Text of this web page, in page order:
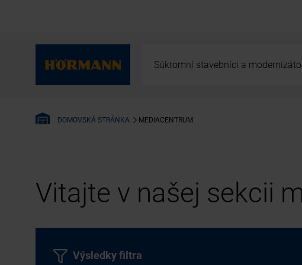
Súkromní stavebníci a
DOMOVSKÁ STRÁNKA MEDIACENTRUM
Vitajte v našej sekcii
Výsledky filtra